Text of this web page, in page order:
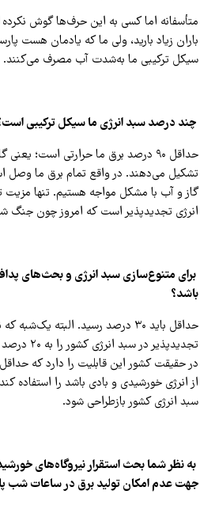
متأسفانه اما کسی به این حرف‌ها گوش
باران زیاد بارید، ولی ما که یادمان هست
سیکل ترکیبی ما به‌شدت آب مصرف می‌کنند.
چند درصد سبد انرژی ما سیکل ترکیبی
حداقل ۹۰ درصد برق ما حرارتی است؛
تشکیل می‌دهند. در واقع تمام برق ما وصل
گاز و آب با مشکل مواجه هستیم. تنها مزیت
انرژی تجدیدپذیر است که امروز چون جنگ
برای متنوع‌سازی سبد انرژی و بحث‌های
باشد؟
از انرژی خورشیدی و بادی باشد را
سبد انرژی کشور بازطراحی شود.
به نظر شما بحث استقرار نیروگاه‌های
جهت عدم امکان تولید برق در ساعات شب